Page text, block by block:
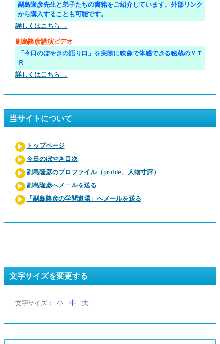
副島隆彦先生と弟子たちの書籍をご紹介しています。外部リンク
から購入することも可能です。
詳しくはこちら →
副島隆彦講演ビデオ
「今日のぼやきの語り口」を実際に映像で体感できる秘蔵のＶＴ
Ｒ
詳しくはこちら →
当サイトについて
トップページ
今日のぼやき目次
副島隆彦のプロファイル（profile、人物寸評）
副島隆彦へメールを送る
「副島隆彦の学問道場」へメールを送る
文字サイズを変更する
文字サイズ： 小 中 大